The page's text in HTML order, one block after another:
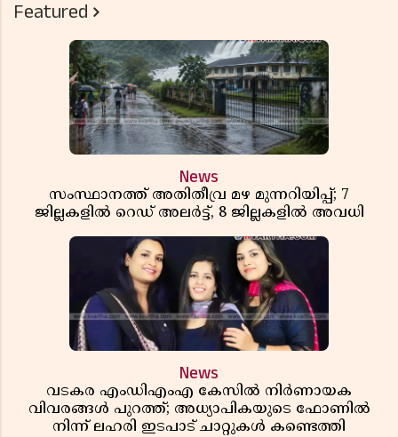
Featured
News
സംസ്ഥാനത്ത് അതിതീവ്ര മഴ മുന്നറിയിപ്പ്; 7
ജില്ലകളിൽ റെഡ് അലർട്ട്, 8 ജില്ലകളിൽ അവധി
News
വടകര എംഡിഎംഎ കേസിൽ നിർണായക
വിവരങ്ങൾ പുറത്ത്; അധ്യാപികയുടെ ഫോണിൽ
നിന്ന് ലഹരി ഇടപാട് ചാറ്റുകൾ കണ്ടെത്തി